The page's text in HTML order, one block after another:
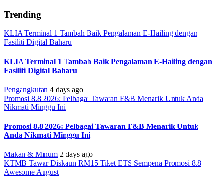
Trending
KLIA Terminal 1 Tambah Baik Pengalaman E-Hailing dengan
Fasiliti Digital Baharu
KLIA Terminal 1 Tambah Baik Pengalaman E-Hailing dengan
Fasiliti Digital Baharu
Pengangkutan 4 days ago
Promosi 8.8 2026: Pelbagai Tawaran F&B Menarik Untuk Anda
Nikmati Minggu Ini
Promosi 8.8 2026: Pelbagai Tawaran F&B Menarik Untuk
Anda Nikmati Minggu Ini
Makan & Minum 2 days ago
KTMB Tawar Diskaun RM15 Tiket ETS Sempena Promosi 8.8
Awesome August